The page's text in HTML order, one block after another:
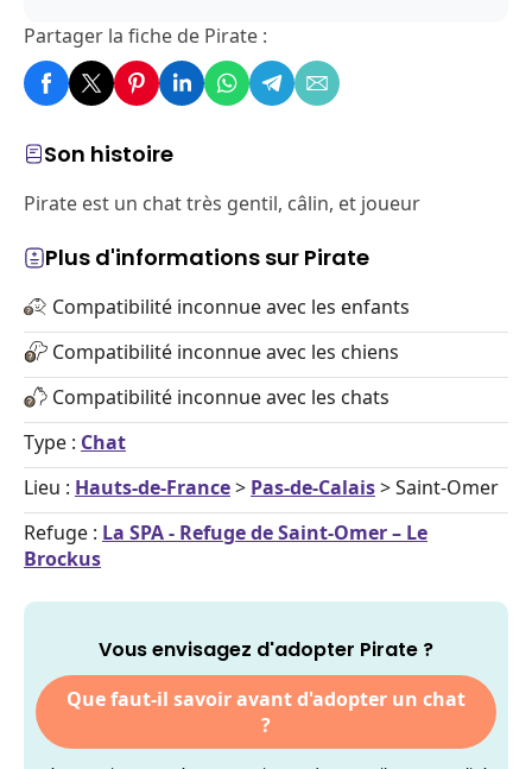
Son histoire
Pirate est un chat très gentil, câlin, et joueur
Plus d'informations sur Pirate
Compatibilité inconnue avec les enfants
Compatibilité inconnue avec les chiens
Compatibilité inconnue avec les chats
Type : Chat
Lieu : Hauts-de-France> Pas-de-Calais> Saint-Omer
Refuge : La SPA - Refuge de Saint-Omer – Le
Brockus
Vous envisagez d'adopter Pirate ?
Que faut-il savoir avant d'adopter un chat
?
Partager la fiche de Pirate :